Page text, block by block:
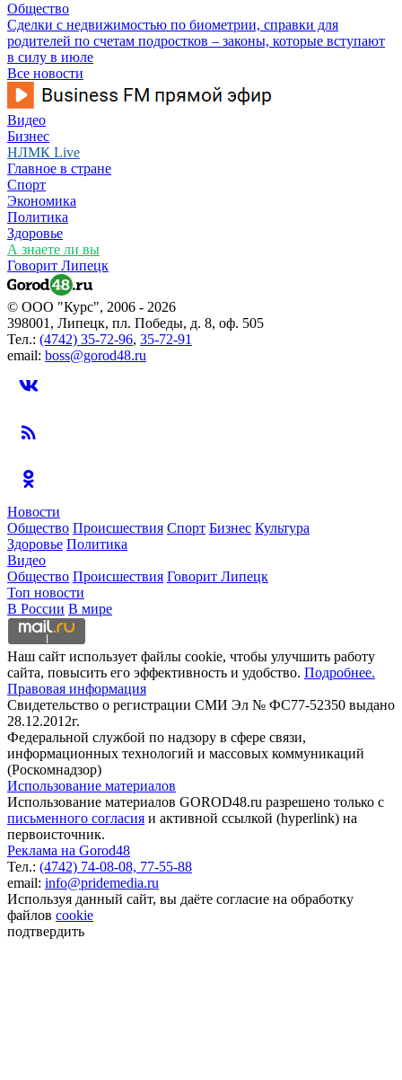
Общество
Сделки с недвижимостью по биометрии, справки для
родителей по счетам подростков – законы, которые вступают
в силу в июле
Все новости
Видео
Бизнес
НЛМК Live
Главное в стране
Спорт
Экономика
Политика
Здоровье
А знаете ли вы
Говорит Липецк
© ООО "Курс", 2006 - 2026
398001, Липецк, пл. Победы, д. 8, оф. 505
Тел.: (4742) 35-72-96, 35-72-91
email: boss@gorod48.ru
Новости
Общество Происшествия Спорт Бизнес Культура
Здоровье Политика
Видео
Общество Происшествия Говорит Липецк
Топ новости
В России В мире
Наш сайт использует файлы cookie, чтобы улучшить работу
сайта, повысить его эффективность и удобство. Подробнее.
Правовая информация
Свидетельство о регистрации СМИ Эл № ФС77-52350 выдано
28.12.2012г.
Федеральной службой по надзору в сфере связи,
информационных технологий и массовых коммуникаций
(Роскомнадзор)
Использование материалов
Использование материалов GOROD48.ru разрешено только с
письменного согласия и активной ссылкой (hyperlink) на
первоисточник.
Реклама на Gorod48
Тел.: (4742) 74-08-08, 77-55-88
email: info@pridemedia.ru
Используя данный сайт, вы даёте согласие на обработку
файлов cookie
подтвердить